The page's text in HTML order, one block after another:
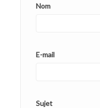
Nom
E-mail
Sujet